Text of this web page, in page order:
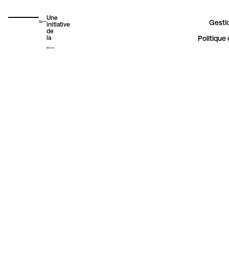
Érosion côtière
Une
initiative
de
la
Politique